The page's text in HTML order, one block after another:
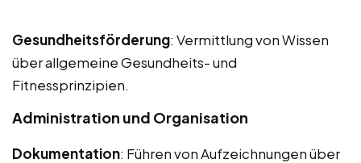
Gesundheitsförderung: Vermittlung von Wissen
über allgemeine Gesundheits- und
Fitnessprinzipien.
Administration und Organisation
Dokumentation: Führen von Aufzeichnungen über